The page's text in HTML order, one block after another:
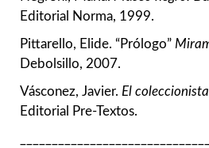
Editorial Norma, 1999.
Pittarello, Elide. “Prólogo”
Debolsillo, 2007.
Vásconez, Javier. El
Editorial Pre-Textos.